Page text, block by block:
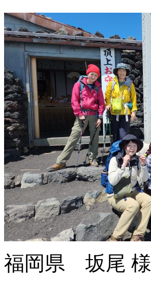
福岡県 坂尾 様